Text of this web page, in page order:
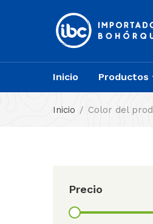
Inicio Productos
Inicio Color del
Precio